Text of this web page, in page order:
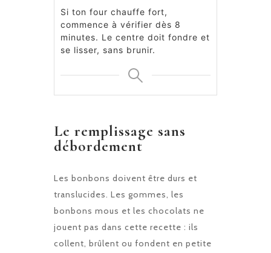
Si ton four chauffe fort,
commence à vérifier dès 8
minutes. Le centre doit fondre et
se lisser, sans brunir.
Le remplissage sans
débordement
Les bonbons doivent être durs et
translucides. Les gommes, les
bonbons mous et les chocolats ne
jouent pas dans cette recette : ils
collent, brûlent ou fondent en petite